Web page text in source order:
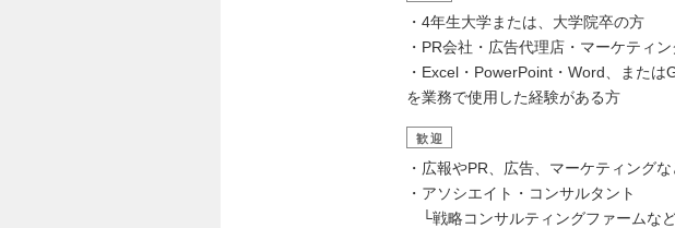
・4年生大学または、大学院卒の方
・PR会社・広告代理店・マーケティ
・Excel・PowerPoint・Word、また
を業務で使用した経験がある方
歓迎
・広報やPR、広告、マーケティング
・アソシエイト・コンサルタント
└戦略コンサルティングファームな